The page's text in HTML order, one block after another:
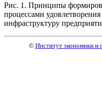
Рис. 1. Принципы
процессами
инфраструктуру
© Институт экономики и